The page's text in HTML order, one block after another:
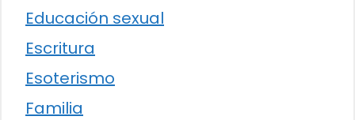
Educación sexual
Escritura
Esoterismo
Familia